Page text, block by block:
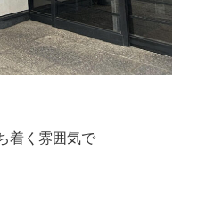
着く雰囲気で